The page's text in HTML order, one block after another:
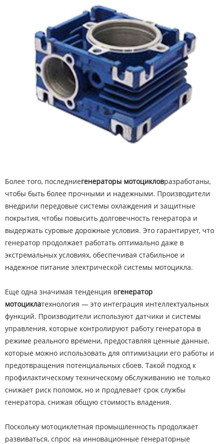
Более того, последниегенераторы мотоцикловразработаны,
чтобы быть более прочными и надежными. Производители
внедрили передовые системы охлаждения и защитные
покрытия, чтобы повысить долговечность генератора и
выдержать суровые дорожные условия. Это гарантирует, что
генератор продолжает работать оптимально даже в
экстремальных условиях, обеспечивая стабильное и
надежное питание электрической системы мотоцикла.
Еще одна значимая тенденция вгенератор
мотоциклатехнология — это интеграция интеллектуальных
функций. Производители используют датчики и системы
управления, которые контролируют работу генератора в
режиме реального времени, предоставляя ценные данные,
которые можно использовать для оптимизации его работы и
предотвращения потенциальных сбоев. Такой подход к
профилактическому техническому обслуживанию не только
снижает риск поломок, но и продлевает срок службы
генератора, снижая общую стоимость владения.
Поскольку мотоциклетная промышленность продолжает
развиваться, спрос на инновационные генераторные